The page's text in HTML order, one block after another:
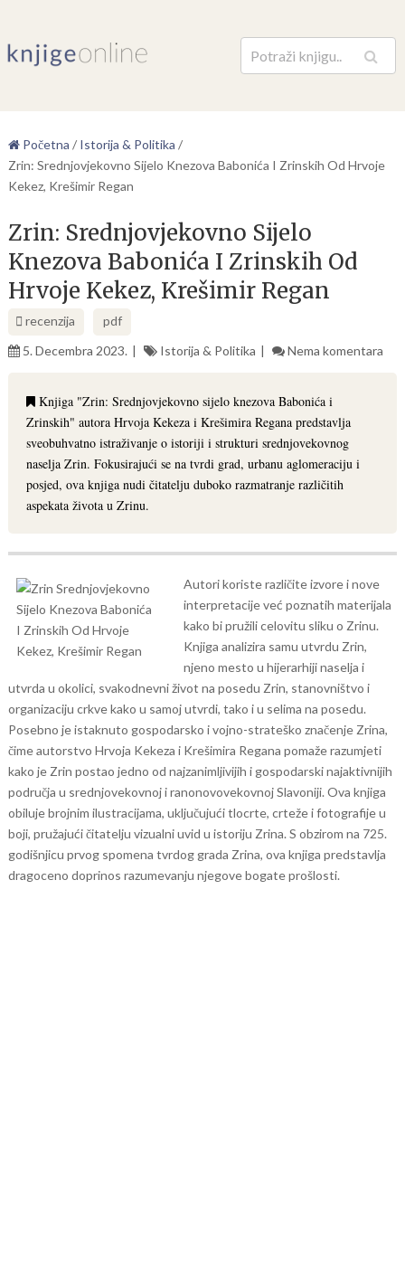
Pretraga
Početna / Istorija & Politika /
Zrin: Srednjovjekovno Sijelo Knezova Babonića I Zrinskih Od Hrvoje
Kekez, Krešimir Regan
Zrin: Srednjovjekovno Sijelo
Knezova Babonića I Zrinskih Od
Hrvoje Kekez, Krešimir Regan
recenzija
pdf
5. Decembra 2023.
Istorija & Politika Nema komentara
Knjiga "Zrin: Srednjovjekovno sijelo knezova Babonića i
Zrinskih" autora Hrvoja Kekeza i Krešimira Regana predstavlja
sveobuhvatno istraživanje o istoriji i strukturi srednjovekovnog
naselja Zrin. Fokusirajući se na tvrdi grad, urbanu aglomeraciju i
posjed, ova knjiga nudi čitatelju duboko razmatranje različitih
aspekata života u Zrinu.
Autori koriste različite izvore i nove
interpretacije već poznatih materijala
kako bi pružili celovitu sliku o Zrinu.
Knjiga analizira samu utvrdu Zrin,
njeno mesto u hijerarhiji naselja i
utvrda u okolici, svakodnevni život na posedu Zrin, stanovništvo i
organizaciju crkve kako u samoj utvrdi, tako i u selima na posedu.
Posebno je istaknuto gospodarsko i vojno-strateško značenje Zrina,
čime autorstvo Hrvoja Kekeza i Krešimira Regana pomaže razumjeti
kako je Zrin postao jedno od najzanimljivijih i gospodarski najaktivnijih
područja u srednjovekovnoj i ranonovovekovnoj Slavoniji. Ova knjiga
obiluje brojnim ilustracijama, uključujući tlocrte, crteže i fotografije u
boji, pružajući čitatelju vizualni uvid u istoriju Zrina. S obzirom na 725.
godišnjicu prvog spomena tvrdog grada Zrina, ova knjiga predstavlja
dragoceno doprinos razumevanju njegove bogate prošlosti.